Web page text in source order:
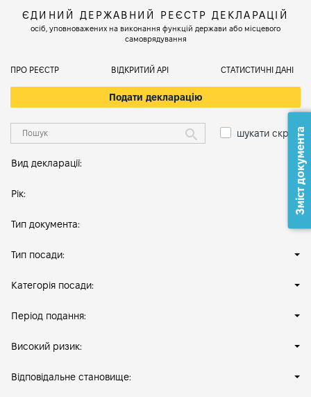
ЄДИНИЙ ДЕРЖАВНИЙ РЕЄСТР ДЕКЛАРАЦІЙ
осіб, уповноважених на виконання функцій держави або місцевого
самоврядування
ПРО РЕЄСТР ВІДКРИТИЙ АРІ СТАТИСТИЧНІ ДАНІ
Подати декларацію
шукати скрізь
Вид декларації:
Рік:
Тип документа:
Тип посади:
Категорія посади:
Період подання:
Високий ризик:
Відповідальне становище:
Зміст документа